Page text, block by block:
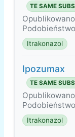
TE SAME
Itrakonazol
Ipozumax
TE SAME
Itrakonazol